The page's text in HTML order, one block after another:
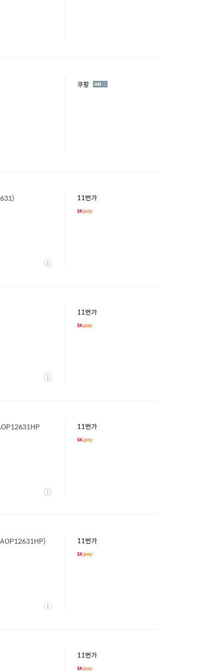
쿠팡 광
11번가
상
11번가
상
11번가
상
11번가
상
11번가